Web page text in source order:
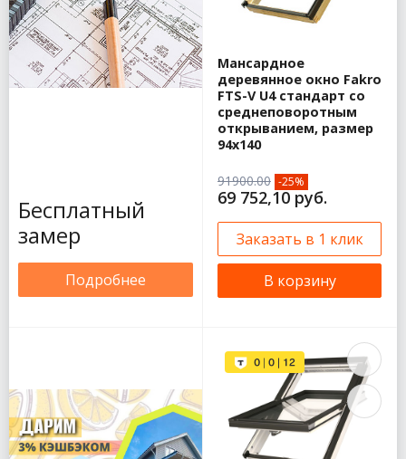
Бесплатный
замер
Подробнее
Мансардное
деревянное окно Fakro
FTS-V U4 стандарт со
среднеповоротным
открыванием, размер
94х140
91900.00 -25%
69 752,10 руб.
Заказать в 1 клик
В корзину